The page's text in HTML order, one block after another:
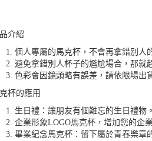
介紹
個人專屬的馬克杯，不會再拿錯別人
避免拿錯別人杯子的尷尬場合，那就
色彩會因鏡頭略有誤差，請依限場出
杯的應用
生日禮：讓朋友有個難忘的生日禮物。
企業形象LOGO馬克杯，增加您的企
畢業紀念馬克杯：留下屬於青春樂章